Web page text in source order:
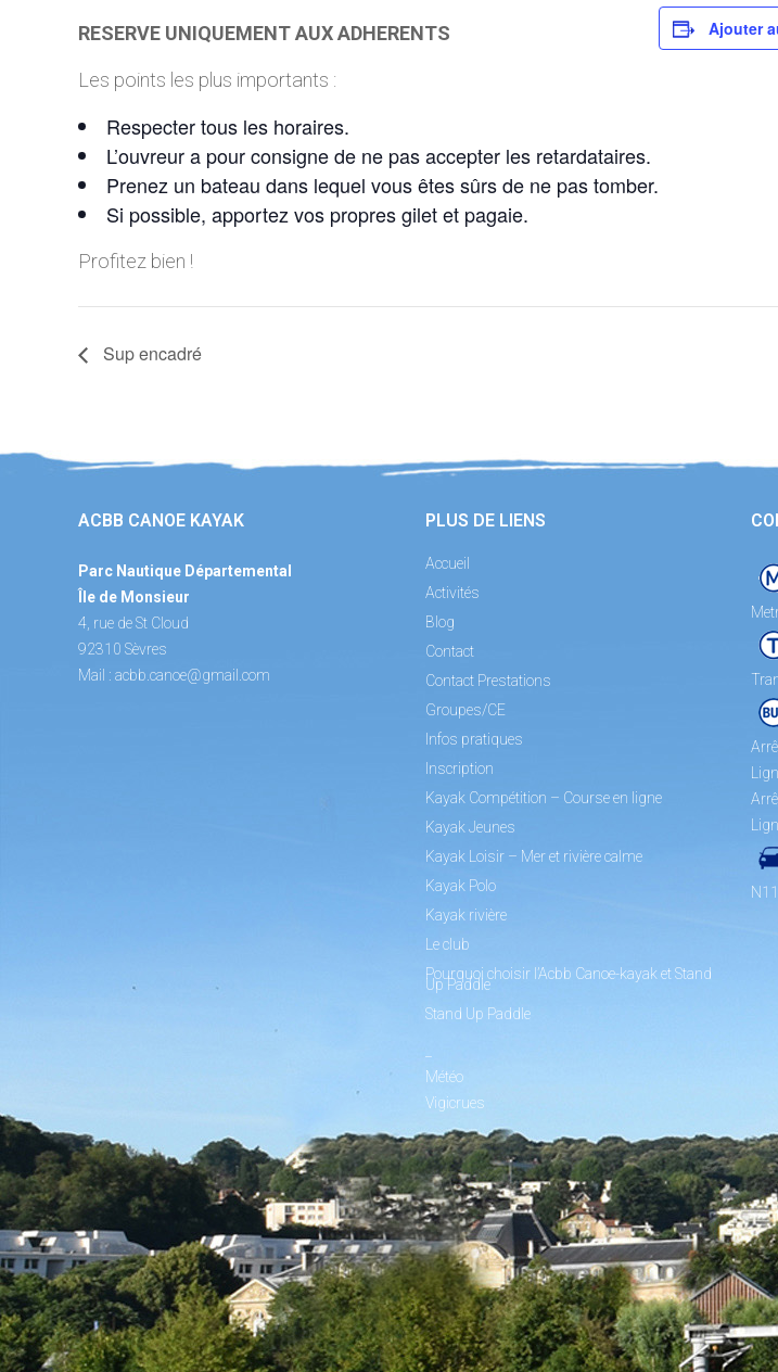
RESERVE UNIQUEMENT AUX ADHERENTS
Les points les plus importants :
Respecter tous les horaires.
L’ouvreur a pour consigne de ne pas accepter les retardataires.
Prenez un bateau dans lequel vous êtes sûrs de ne pas tomber.
Si possible, apportez vos propres gilet et pagaie.
Profitez bien !
Ajouter
Sup encadré
ACBB CANOE KAYAK
Parc Nautique Départemental
Île de Monsieur
4, rue de St Cloud
92310 Sèvres
Mail : acbb.canoe@gmail.com
PLUS DE LIENS
Accueil
Activités
Blog
Contact
Contact Prestations
Groupes/CE
Infos pratiques
Inscription
Kayak Compétition – Course en ligne
Kayak Jeunes
Kayak Loisir – Mer et rivière calme
Kayak Polo
Kayak rivière
Le club
Pourquoi choisir l’Acbb Canoe-kayak et Stand
Up Paddle
Stand Up Paddle
Météo
Vigicrues